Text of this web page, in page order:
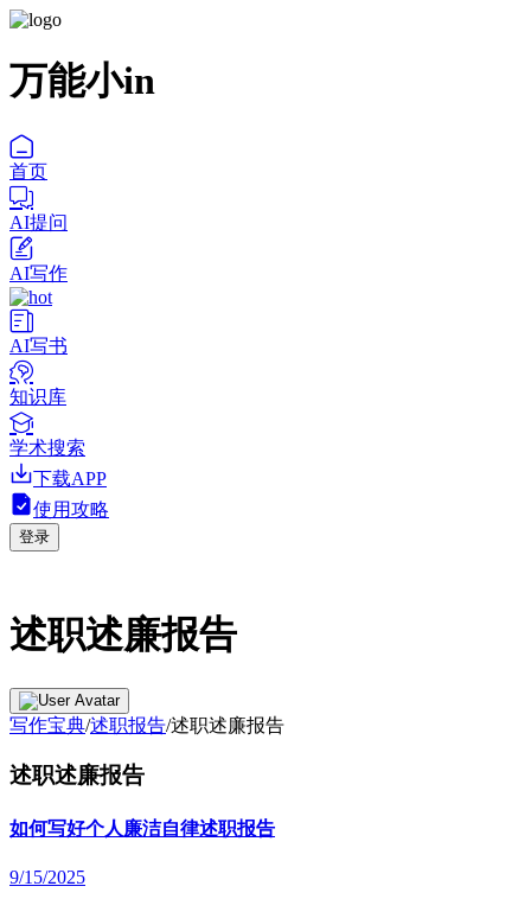
万能小in
首页
AI提问
AI写作
AI写书
知识库
学术搜索
下载APP
使用攻略
登录
述职述廉报告
写作宝典/述职报告/述职述廉报告
述职述廉报告
如何写好个人廉洁自律述职报告
9/15/2025